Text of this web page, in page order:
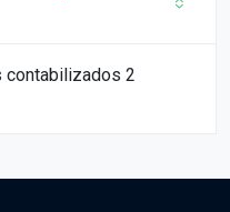
contabilizados 2